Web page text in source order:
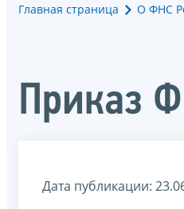
Главная страница О ФНС
Приказ
Дата публикации: